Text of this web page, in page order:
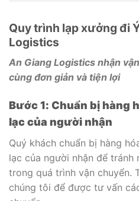
Quy trình lạp xưởng đi
Logistics
An Giang Logistics nhận
cùng đơn giản và tiện lợi
Bước 1: Chuẩn bị hàng
lạc của người nhận
Quý khách chuẩn bị hàng
lạc của người nhận để tránh
trong quá trình vận chuyển.
chúng tôi để được tư vấn